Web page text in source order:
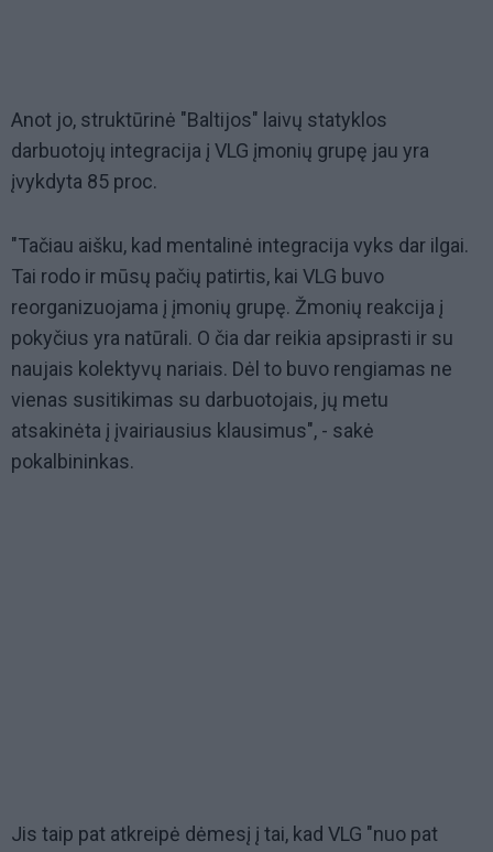
Anot jo, struktūrinė "Baltijos" laivų statyklos
darbuotojų integracija į VLG įmonių grupę jau yra
įvykdyta 85 proc.
"Tačiau aišku, kad mentalinė integracija vyks dar ilgai.
Tai rodo ir mūsų pačių patirtis, kai VLG buvo
reorganizuojama į įmonių grupę. Žmonių reakcija į
pokyčius yra natūrali. O čia dar reikia apsiprasti ir su
naujais kolektyvų nariais. Dėl to buvo rengiamas ne
vienas susitikimas su darbuotojais, jų metu
atsakinėta į įvairiausius klausimus", - sakė
pokalbininkas.
Jis taip pat atkreipė dėmesį į tai, kad VLG "nuo pat